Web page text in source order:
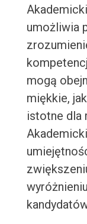
umożliwia
mogą
miękkie,
istotne dla